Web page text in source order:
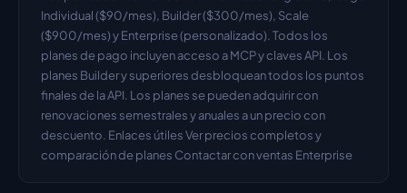
Individual ($90/mes), Builder ($300/mes), Scale
($900/mes) y Enterprise (personalizado). Todos los
planes de pago incluyen acceso a MCP y claves API. Los
planes Builder y superiores desbloquean todos los puntos
finales de la API. Los planes se pueden adquirir con
renovaciones semestrales y anuales a un precio con
descuento. Enlaces útiles Ver precios completos y
comparación de planes Contactar con ventas Enterprise